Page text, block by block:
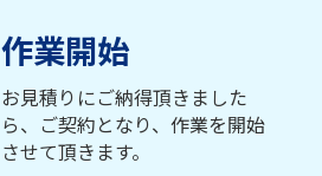
作業開始
お見積りにご納得頂きました
ら、ご契約となり、作業を開始
させて頂きます。